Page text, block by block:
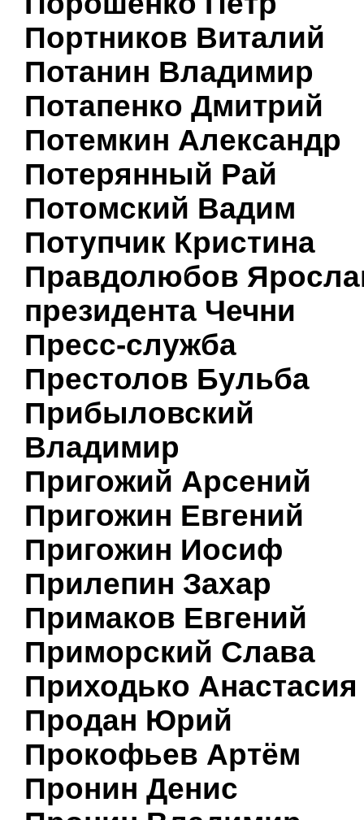
Портников Виталий
Потанин Владимир
Потапенко Дмитрий
Потемкин Александр
Потерянный Рай
Потомский Вадим
Потупчик Кристина
Правдолюбов
президента Чечни
Пресс-служба
Престолов Бульба
Прибыловский
Владимир
Пригожий Арсений
Пригожин Евгений
Пригожин Иосиф
Прилепин Захар
Примаков Евгений
Приморский Слава
Приходько Анастасия
Продан Юрий
Прокофьев Артём
Пронин Денис